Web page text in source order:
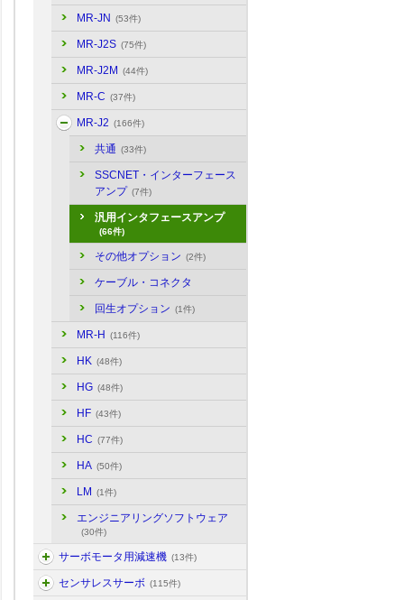
MR-JN (53件)
MR-J2S (75件)
MR-J2M (44件)
MR-C (37件)
MR-J2 (166件)
共通 (33件)
SSCNET・インターフェース
アンプ (7件)
汎用インタフェースアンプ
(66件)
その他オプション (2件)
ケーブル・コネクタ
回生オプション (1件)
MR-H (116件)
HK (48件)
HG (48件)
HF (43件)
HC (77件)
HA (50件)
LM (1件)
エンジニアリングソフトウェア
(30件)
サーボモータ用減速機 (13件)
センサレスサーボ (115件)